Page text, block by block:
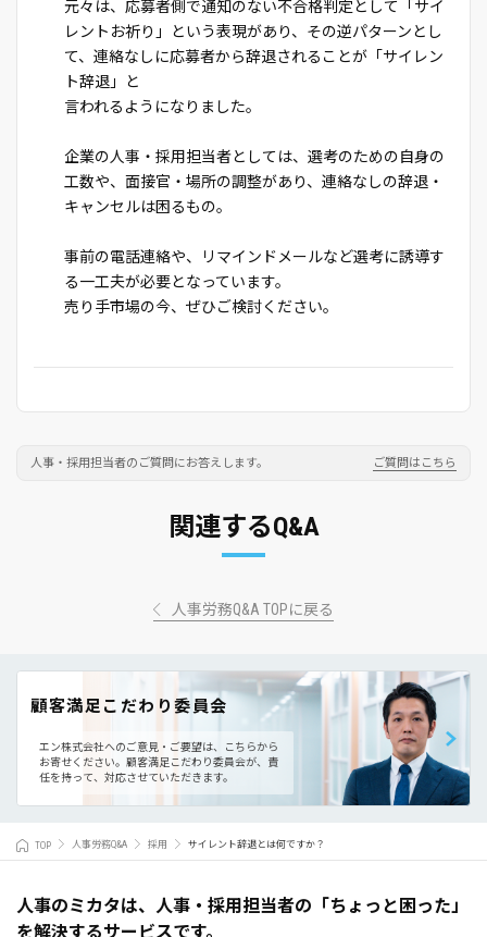
元々は、応募者側で通知のない不合格判定として「サイ
レントお祈り」という表現があり、その逆パターンとし
て、連絡なしに応募者から辞退されることが「サイレン
ト辞退」と
言われるようになりました。
企業の人事・採用担当者としては、選考のための自身の
工数や、面接官・場所の調整があり、連絡なしの辞退・
キャンセルは困るもの。
事前の電話連絡や、リマインドメールなど選考に誘導す
る一工夫が必要となっています。
売り手市場の今、ぜひご検討ください。
人事・採用担当者のご質問にお答えします。 ご質問はこちら
関連するQ&A
人事労務Q&A TOPに戻る
顧客満足こだわり委員会
エン株式会社へのご意見・ご要望は、こちらから
お寄せください。 顧客満足こだわり委員会が、責
任を持って、対応させていただきます。
TOP 人事労務Q&A 採用 サイレント辞退とは何ですか？
人事のミカタは、人事・採用担当者の「ちょっと困った」
を解決するサービスです。